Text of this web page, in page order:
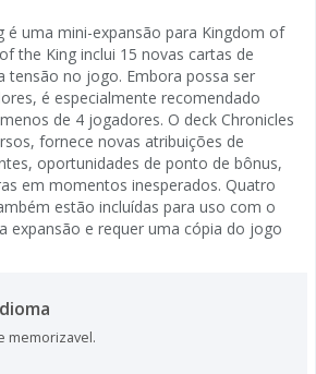
é uma mini-expansão para Kingdom of
the King inclui 15 novas cartas de
tensão no jogo. Embora possa ser
é especialmente recomendado
de 4 jogadores. O deck Chronicles
fornece novas atribuições de
oportunidades de ponto de bônus,
em momentos inesperados. Quatro
estão incluídas para uso com o
expansão e requer uma cópia do jogo
memorizavel.